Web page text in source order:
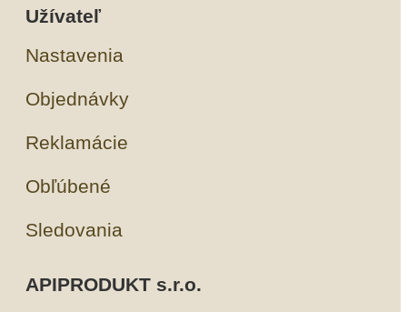
Užívateľ
Nastavenia
Objednávky
Reklamácie
Obľúbené
Sledovania
APIPRODUKT s.r.o.